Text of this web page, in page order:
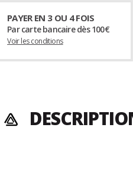
PAYER EN 3 OU 4 FOIS
Par carte bancaire dès 100€
Voir les conditions